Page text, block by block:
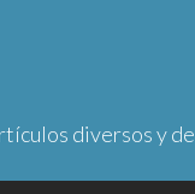
diversos y